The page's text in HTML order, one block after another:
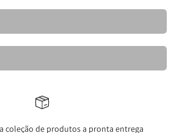
Banquetas Kravo
de Jantar Elegantes- Kravo
coleção de produtos a pronta entrega